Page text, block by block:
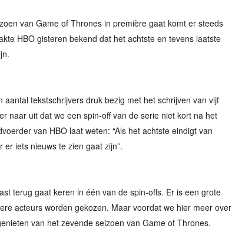
van Game of Thrones in première gaat komt er steeds
HBO gisteren bekend dat het achtste en tevens laatste
tekstschrijvers druk bezig met het schrijven van vijf
naar uit dat we een spin-off van de serie niet kort na het
van HBO laat weten: “Als het achtste eindigt van
iets nieuws te zien gaat zijn”.
terug gaat keren in één van de spin-offs. Er is een grote
acteurs worden gekozen. Maar voordat we hier meer over
van het zevende seizoen van Game of Thrones.